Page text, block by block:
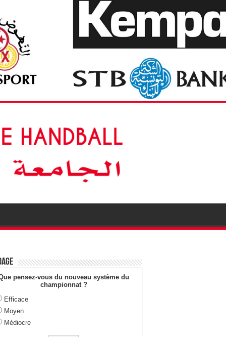
pensez-vous du nouveau système du
championnat ?
Efficace
Moyen
Médiocre